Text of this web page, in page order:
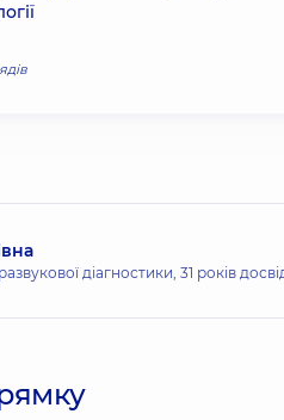
діагностики, 31 років